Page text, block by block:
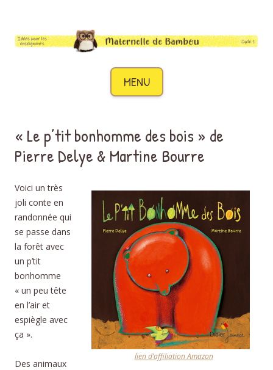
MENU
Aller au contenu
« Le p’tit bonhomme des bois » de
Pierre Delye & Martine Bourre
lien d’affiliation Amazon
Voici un très
joli conte en
randonnée qui
se passe dans
la forêt avec
un p’tit
bonhomme
« un peu tête
en l’air et
espiègle avec
ça ».
Des animaux